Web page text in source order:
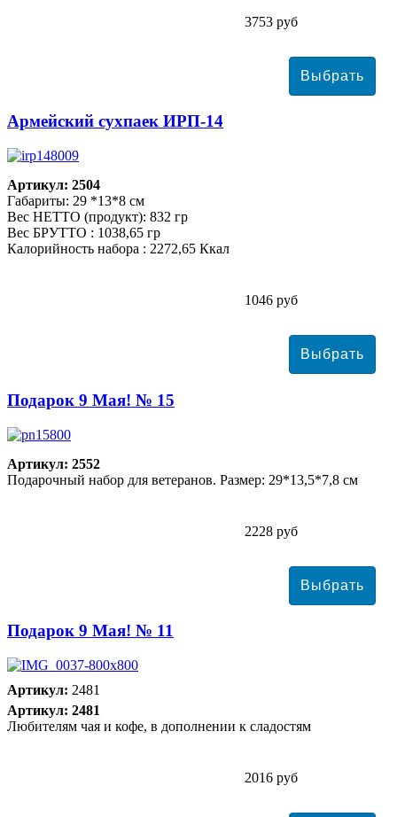
3753 руб
Армейский сухпаек ИРП-14
Артикул: 2504
Габариты: 29 *13*8 см
Вес НЕТТО (продукт): 832 гр
Вес БРУТТО : 1038,65 гр
Калорийность набора : 2272,65 Ккал
1046 руб
Подарок 9 Мая! № 15
Артикул: 2552
Подарочный набор для ветеранов. Размер: 29*13,5*7,8 см
2228 руб
Подарок 9 Мая! № 11
Артикул: 2481
Артикул: 2481
Любителям чая и кофе, в дополнении к сладостям
2016 руб